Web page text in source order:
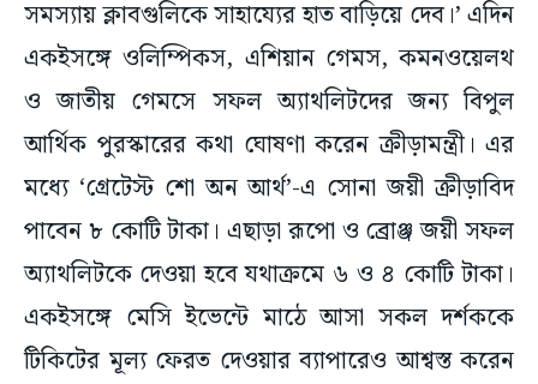
সমস্যায় ক্লাবগুলিকে সাহায্যের হাত বাড়িয়ে দেব।’ এদিন
একইসঙ্গে ওলিম্পিকস, এশিয়ান গেমস, কমনওয়েলথ
ও জাতীয় গেমসে সফল অ্যাথলিটদের জন্য বিপুল
আর্থিক পুরস্কারের কথা ঘোষণা করেন ক্রীড়ামন্ত্রী। এর
মধ্যে ‘গ্রেটেস্ট শো অন আর্থ’-এ সোনা জয়ী ক্রীড়াবিদ
পাবেন ৮ কোটি টাকা। এছাড়া রূপো ও ব্রোঞ্জ জয়ী সফল
অ্যাথলিটকে দেওয়া হবে যথাক্রমে ৬ ও ৪ কোটি টাকা।
একইসঙ্গে মেসি ইভেন্টে মাঠে আসা সকল দর্শককে
টিকিটের মূল্য ফেরত দেওয়ার ব্যাপারেও আশ্বস্ত করেন